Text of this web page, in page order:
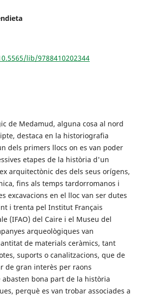
lib/9788410202344
de Medamud, alguna cosa al nord
destaca en la historiografia
dels primers llocs on es van poder
etapes de la història d'un
arquitectònic des dels seus orígens,
fins als temps tardorromanos i
excavacions en el lloc van ser dutes
i trenta pel Institut Français
(IFAO) del Caire i el Museu del
arqueològiques van
de materials ceràmics, tant
suports o canalitzacions, que de
de gran interès per raons
bona part de la història
perquè es van trobar associades a